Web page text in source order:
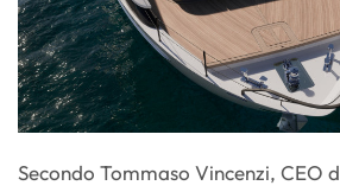
Secondo Tommaso Vincenzi, CEO